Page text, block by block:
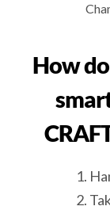
How